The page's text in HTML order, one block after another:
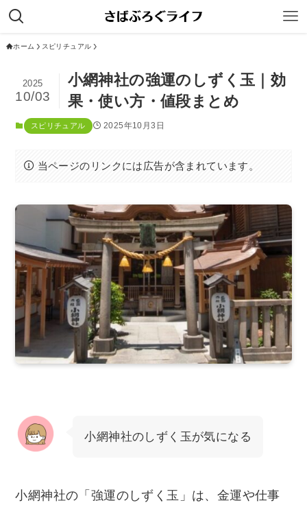
ホーム スピリチュアル
小網神社の強運のしずく玉｜効
果・使い方・値段まとめ
2025
10/03
スピリチュアル 2025年10月3日
当ページのリンクには広告が含まれています。
小網神社のしずく玉が気になる
小網神社の「強運のしずく玉」は、金運や仕事